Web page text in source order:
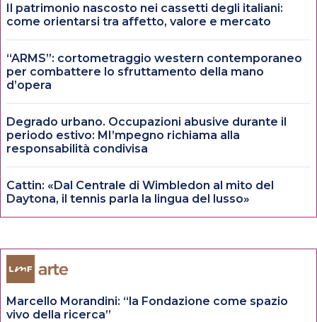
Il patrimonio nascosto nei cassetti degli italiani:
come orientarsi tra affetto, valore e mercato
“ARMS”: cortometraggio western contemporaneo
per combattere lo sfruttamento della mano
d’opera
Degrado urbano. Occupazioni abusive durante il
periodo estivo: MI’mpegno richiama alla
responsabilità condivisa
Cattin: «Dal Centrale di Wimbledon al mito del
Daytona, il tennis parla la lingua del lusso»
Marcello Morandini: “la Fondazione come spazio
vivo della ricerca”